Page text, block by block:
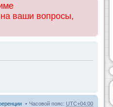
ваши вопросы,
Часовой пояс: UTC+04:00